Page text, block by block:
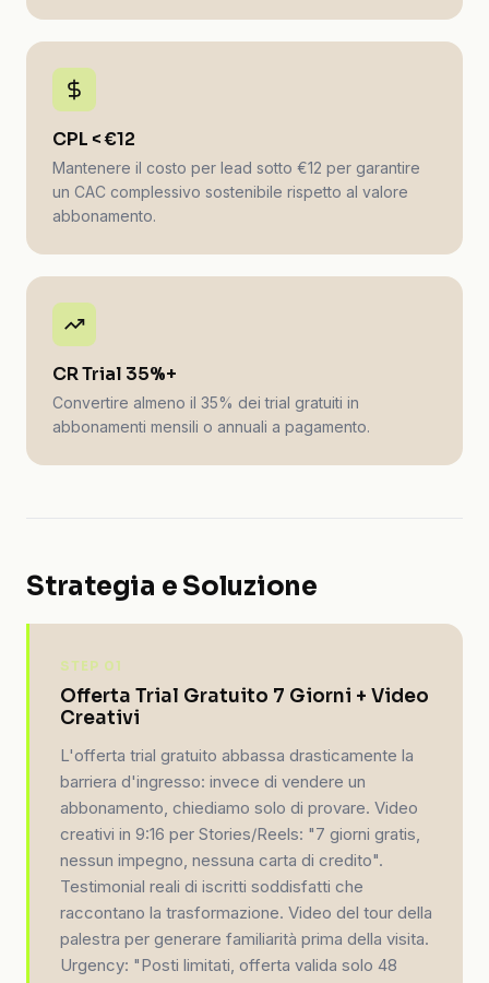
CPL < €12
Mantenere il costo per lead sotto €12 per garantire
un CAC complessivo sostenibile rispetto al valore
abbonamento.
CR Trial 35%+
Convertire almeno il 35% dei trial gratuiti in
abbonamenti mensili o annuali a pagamento.
Strategia e Soluzione
STEP 01
Offerta Trial Gratuito 7 Giorni + Video
Creativi
L'offerta trial gratuito abbassa drasticamente la
barriera d'ingresso: invece di vendere un
abbonamento, chiediamo solo di provare. Video
creativi in 9:16 per Stories/Reels: "7 giorni gratis,
nessun impegno, nessuna carta di credito".
Testimonial reali di iscritti soddisfatti che
raccontano la trasformazione. Video del tour della
palestra per generare familiarità prima della visita.
Urgency: "Posti limitati, offerta valida solo 48